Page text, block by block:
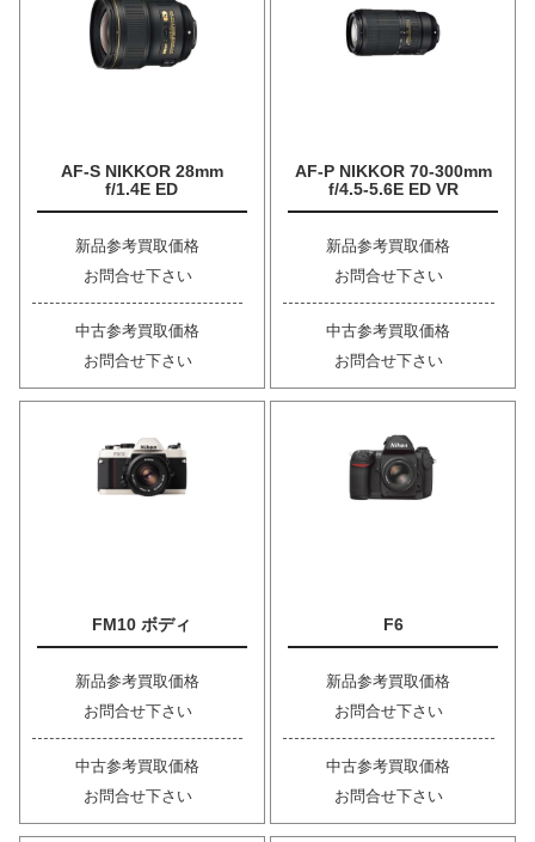
AF-S NIKKOR 28mm
f/1.4E ED
新品参考買取価格
お問合せ下さい
中古参考買取価格
お問合せ下さい
AF-P NIKKOR 70-300mm
f/4.5-5.6E ED VR
新品参考買取価格
お問合せ下さい
中古参考買取価格
お問合せ下さい
FM10 ボディ
新品参考買取価格
お問合せ下さい
中古参考買取価格
お問合せ下さい
F6
新品参考買取価格
お問合せ下さい
中古参考買取価格
お問合せ下さい